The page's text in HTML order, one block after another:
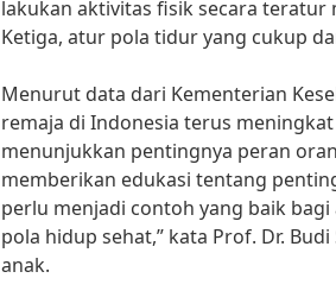
lakukan aktivitas fisik secara teratur
Ketiga, atur pola tidur yang cukup
Menurut data dari Kementerian
remaja di Indonesia terus
menunjukkan pentingnya peran
memberikan edukasi tentang
perlu menjadi contoh yang baik
pola hidup sehat,” kata Prof. Dr.
anak.